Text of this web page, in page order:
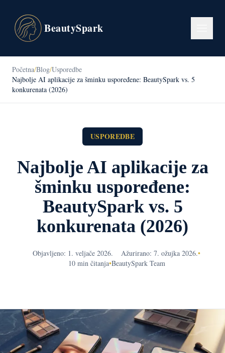
BeautySpark
Početna/Blog/Usporedbe
Najbolje AI aplikacije za šminku uspoređene: BeautySpark vs. 5
konkurenata (2026)
USPOREDBE
Najbolje AI aplikacije za
šminku uspoređene:
BeautySpark vs. 5
konkurenata (2026)
Objavljeno: 1. veljače 2026. Ažurirano: 7. ožujka 2026.•
10 min čitanja•BeautySpark Team